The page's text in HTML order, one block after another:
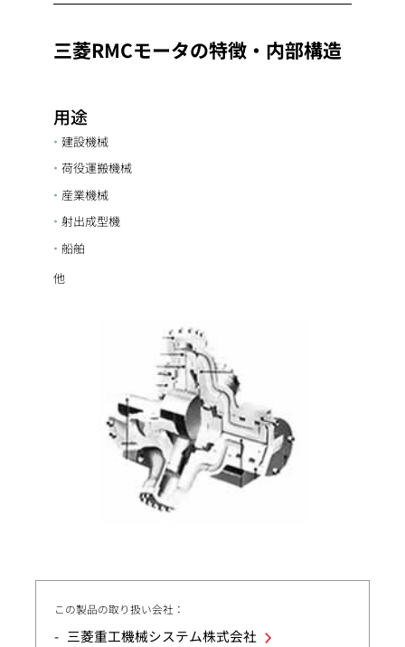
三菱RMCモータの特徴・内部構造
用途
建設機械
荷役運搬機械
産業機械
射出成型機
船舶
他
この製品の取り扱い会社：
三菱重工機械システム株式会社